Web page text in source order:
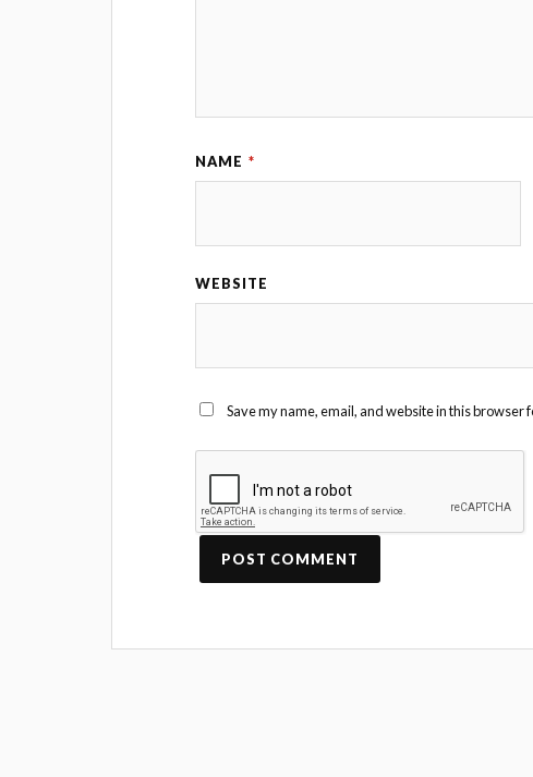
NAME *
WEBSITE
Save my name, email, and website in this browser